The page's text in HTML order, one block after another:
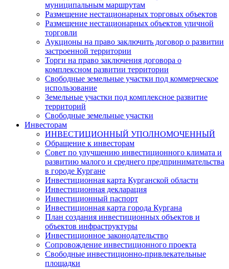
муниципальным маршрутам
Размещение нестационарных торговых объектов
Размещение нестационарных объектов уличной
торговли
Аукционы на право заключить договор о развитии
застроенной территории
Торги на право заключения договора о
комплексном развитии территории
Свободные земельные участки под коммерческое
использование
Земельные участки под комплексное развитие
территорий
Свободные земельные участки
Инвесторам
ИНВЕСТИЦИОННЫЙ УПОЛНОМОЧЕННЫЙ
Обращение к инвесторам
Совет по улучшению инвестиционного климата и
развитию малого и среднего предпринимательства
в городе Кургане
Инвестиционная карта Курганской области
Инвестиционная декларация
Инвестиционный паспорт
Инвестиционная карта города Кургана
План создания инвестиционных объектов и
объектов инфраструктуры
Инвестиционное законодательство
Сопровождение инвестиционного проекта
Свободные инвестиционно-привлекательные
площадки